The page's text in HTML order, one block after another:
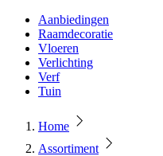
Aanbiedingen
Raamdecoratie
Vloeren
Verlichting
Verf
Tuin
Home
Assortiment